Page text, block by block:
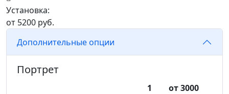
Установка:
от 5200 руб.
Дополнительные опции
Портрет
1
от 3000